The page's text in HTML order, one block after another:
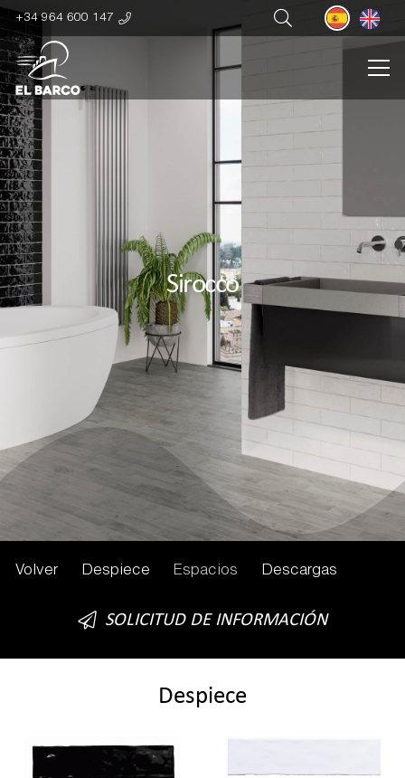
+34 964 600 147
Sirocco
Volver Despiece Espacios Descargas
SOLICITUD DE INFORMACIÓN
Despiece